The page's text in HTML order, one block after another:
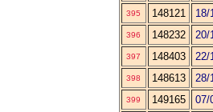
395 148121 18/
396 148232 20/
397 148403 22/
398 148613 28/
399 149165 07/